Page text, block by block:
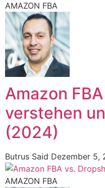
AMAZON FBA
Amazon
verstehen
(2024)
Butrus Said Dezember 5,
AMAZON FBA